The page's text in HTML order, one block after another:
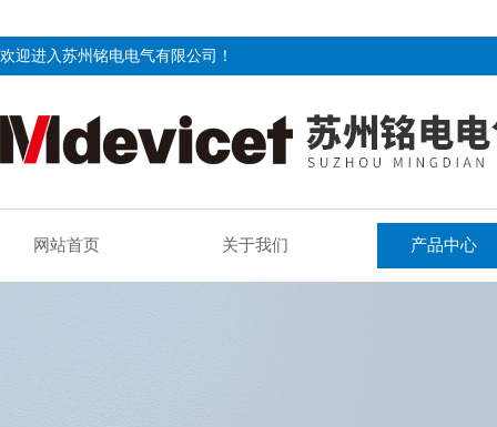
欢迎进入苏州铭电电气有限公司！
网站首页 关于我们 产品中心